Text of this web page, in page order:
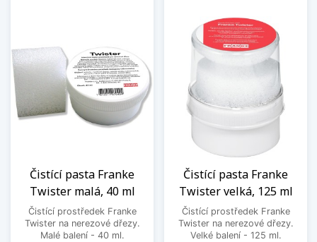
Čistící pasta Franke
Twister malá, 40 ml
Čistící prostředek Franke
Twister na nerezové dřezy.
Malé balení - 40 ml.
Čistící pasta Franke
Twister velká, 125 ml
Čistící prostředek Franke
Twister na nerezové dřezy.
Velké balení - 125 ml.